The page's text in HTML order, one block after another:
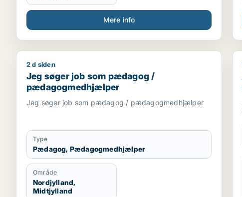
Mere info
Jeg søger job som pædagog / pædagogmedhjælper
2 d siden
Jeg søger job som pædagog /
pædagogmedhjælper
Jeg søger job som pædagog / pædagogmedhjælper
Type
Pædagog, Pædagogmedhjælper
Område
Nordjylland,
Midtjylland